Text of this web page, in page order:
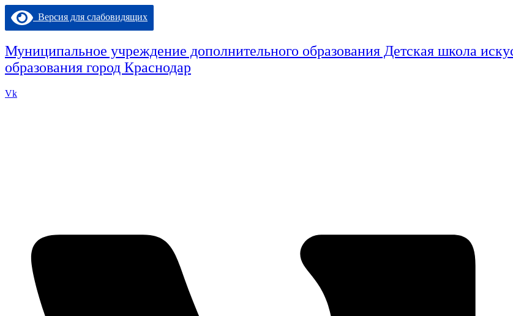
Перейти
содержимому
Версия для слабовидящих
Муниципальное учреждение дополнительного образования Детская школа
образования город Краснодар
Vk